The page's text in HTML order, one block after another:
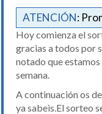
ATENCIÓN:
Hoy comienza el
gracias a todos por
notado que
semana.
A continuación os
ya sabeis.El sorteo